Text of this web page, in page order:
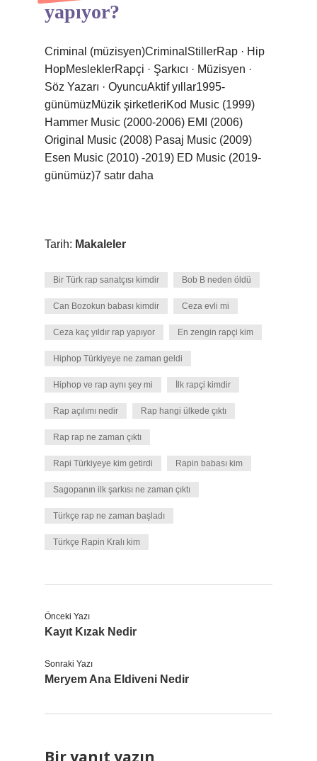
yapıyor?
Criminal (müzisyen)CriminalStillerRap · Hip
HopMesleklerRapçi · Şarkıcı · Müzisyen ·
Söz Yazarı · OyuncuAktif yıllar1995-
günümüzMüzik şirketleriKod Music (1999)
Hammer Music (2000-2006) EMI (2006)
Original Music (2008) Pasaj Music (2009)
Esen Music (2010) -2019) ED Music (2019-
günümüz)7 satır daha
Tarih: Makaleler
Bir Türk rap sanatçısı kimdir Bob B neden öldü
Can Bozokun babası kimdir Ceza evli mi
Ceza kaç yıldır rap yapıyor En zengin rapçi kim
Hiphop Türkiyeye ne zaman geldi
Hiphop ve rap aynı şey mi İlk rapçi kimdir
Rap açılımı nedir Rap hangi ülkede çıktı
Rap rap ne zaman çıktı
Rapi Türkiyeye kim getirdi Rapin babası kim
Sagopanın ilk şarkısı ne zaman çıktı
Türkçe rap ne zaman başladı
Türkçe Rapin Kralı kim
Önceki Yazı
Kayıt Kızak Nedir
Sonraki Yazı
Meryem Ana Eldiveni Nedir
Bir yanıt yazın